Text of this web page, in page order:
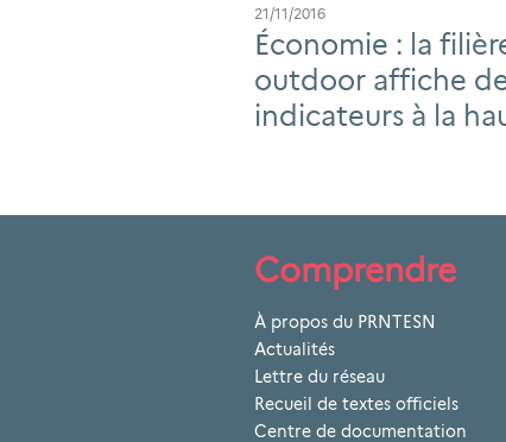
21/11/2016
Économie : la
outdoor affiche
indicateurs à la
Comprendre
À propos du PRNTESN
Actualités
Lettre du réseau
Recueil de textes officiels
Centre de documentation